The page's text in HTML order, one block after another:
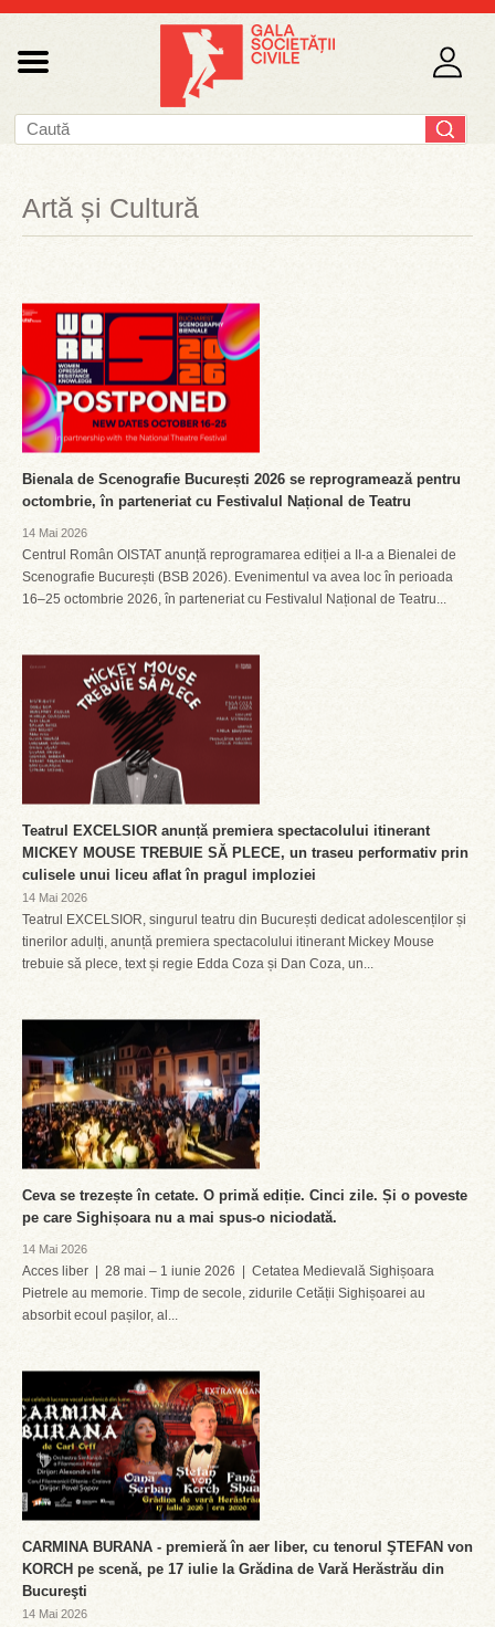
Artă și Cultură
Bienala de Scenografie București 2026 se reprogramează pentru
octombrie, în parteneriat cu Festivalul Național de Teatru
14 Mai 2026
Centrul Român OISTAT anunță reprogramarea ediției a II-a a Bienalei de
Scenografie București (BSB 2026). Evenimentul va avea loc în perioada
16–25 octombrie 2026, în parteneriat cu Festivalul Național de Teatru...
Teatrul EXCELSIOR anunță premiera spectacolului itinerant
MICKEY MOUSE TREBUIE SĂ PLECE, un traseu performativ prin
culisele unui liceu aflat în pragul imploziei
14 Mai 2026
Teatrul EXCELSIOR, singurul teatru din București dedicat adolescenților și
tinerilor adulți, anunță premiera spectacolului itinerant Mickey Mouse
trebuie să plece, text și regie Edda Coza și Dan Coza, un...
Ceva se trezește în cetate. O primă ediție. Cinci zile. Și o poveste
pe care Sighișoara nu a mai spus-o niciodată.
14 Mai 2026
Acces liber | 28 mai – 1 iunie 2026 | Cetatea Medievală Sighișoara
Pietrele au memorie. Timp de secole, zidurile Cetății Sighișoarei au
absorbit ecoul pașilor, al...
CARMINA BURANA - premieră în aer liber, cu tenorul ŞTEFAN von
KORCH pe scenă, pe 17 iulie la Grădina de Vară Herăstrău din
Bucureşti
14 Mai 2026